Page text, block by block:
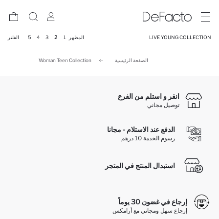
LIVE YOUNG COLLECTION المظهر 1
2
3
4
5 الفلتر
الصفحة الرئيسية Woman Teen Collection
انقر و استلم من الفرع
توصيل مجاني
الدفع عند الاستلام - مجانا
رسوم الخدمة 10 درهم
استبدال المنتج في المتجر
إرجاع في غضون 30 يوماً
إرجاع سهل ومجاني مع أرامكس